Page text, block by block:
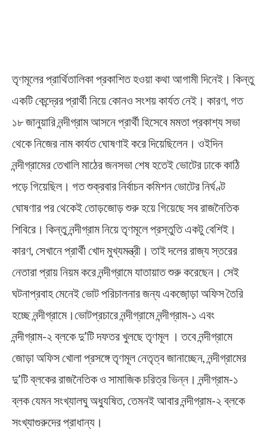
তৃণমূলের প্রার্থিতালিকা প্রকাশিত হওয়া কথা আগামী দিনেই। কিন্তু
একটি কেন্দ্রের প্রার্থী নিয়ে কোনও সংশয় কার্যত নেই। কারণ, গত
১৮ জানুয়ারি নন্দীগ্রাম আসনে প্রার্থী হিসেবে মমতা প্রকাশ্য সভা
থেকে নিজের নাম কার্যত ঘোষণাই করে দিয়েছিলেন। ওইদিন
নন্দীগ্রামের তেখালি মাঠের জনসভা শেষ হতেই ভোটের ঢাকে কাঠি
পড়ে গিয়েছিল। গত শুক্রবার নির্বাচন কমিশন ভোটের নির্ঘণ্ট
ঘোষণার পর থেকেই তোড়জোড় শুরু হয়ে গিয়েছে সব রাজনৈতিক
শিবিরে। কিন্তু নন্দীগ্রাম নিয়ে তৃণমূলে প্রস্তুতি একটু বেশিই।
কারণ, সেখানে প্রার্থী খোদ মুখ্যমন্ত্রী। তাই দলের রাজ্য স্তরের
নেতারা প্রায় নিয়ম করে নন্দীগ্রামে যাতায়াত শুরু করেছেন। সেই
ঘটনাপ্রবাহ মেনেই ভোট পরিচালনার জন্য একজো়ড়া অফিস তৈরি
হচ্ছে নন্দীগ্রামে।ভোটপ্রচারে নন্দীগ্রামে নন্দীগ্রাম-১ এবং
নন্দীগ্রাম-২ ব্লকে দু’টি দফতর খুলছে তৃণমূল । তবে নন্দীগ্রামে
জোড়া অফিস খোলা প্রসঙ্গে তৃণমূল নেতৃত্ব জানাচ্ছেন, নন্দীগ্রামের
দু’টি ব্লকের রাজনৈতিক ও সামাজিক চরিত্র ভিন্ন। নন্দীগ্রাম-১
ব্লক যেমন সংখ্যালঘু অধ্যুষিত, তেমনই আবার নন্দীগ্রাম-২ ব্লকে
সংখ্যাগুরুদের প্রাধান্য।